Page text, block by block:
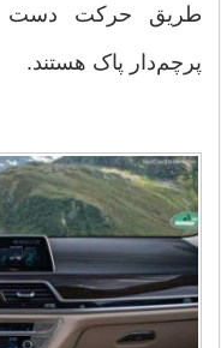
طریق حرکت دست
پرچم‌دار پاک هستند.